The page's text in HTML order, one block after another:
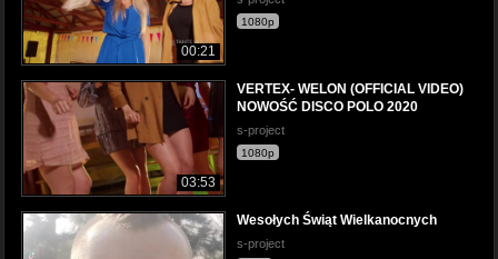
00:21
1080p
03:53
VERTEX- WELON (OFFICIAL VIDEO)
NOWOŚĆ DISCO POLO 2020
s-project
1080p
Wesołych Świąt Wielkanocnych
s-project